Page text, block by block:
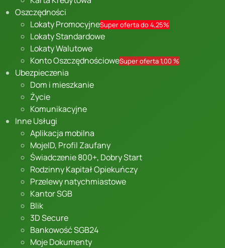
Oszczędności
Lokaty PromocyjneSuper oferta do 4,25%
Lokaty Standardowe
Lokaty Walutowe
Konto OszczędnościoweSuper oferta 1,00 %
Ubezpieczenia
Dom i mieszkanie
Życie
Komunikacyjne
Inne Usługi
Aplikacja mobilna
MojeID, Profil Zaufany
Świadczenie 800+, Dobry Start
Rodzinny Kapitał Opiekuńczy
Przelewy natychmiastowe
Kantor SGB
Blik
3D Secure
Bankowość SGB24
Moje Dokumenty